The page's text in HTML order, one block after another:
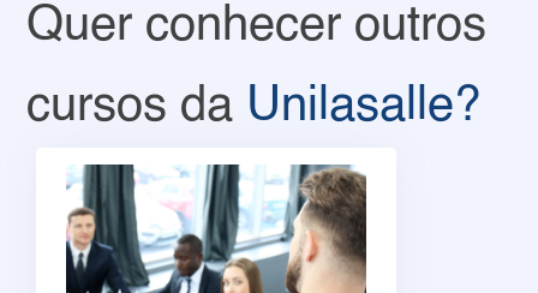
Quer conhecer outros
cursos da Unilasalle?